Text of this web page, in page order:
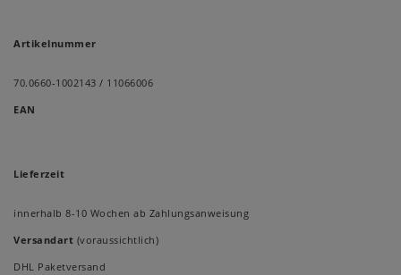
Artikelnummer
70.0660-1002143 / 11066006
EAN
Lieferzeit
innerhalb 8-10 Wochen ab Zahlungsanweisung
Versandart (voraussichtlich)
DHL Paketversand